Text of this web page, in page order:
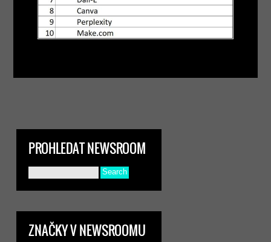
PROHLEDAT NEWSROOM
ZNAČKY V NEWSROOMU